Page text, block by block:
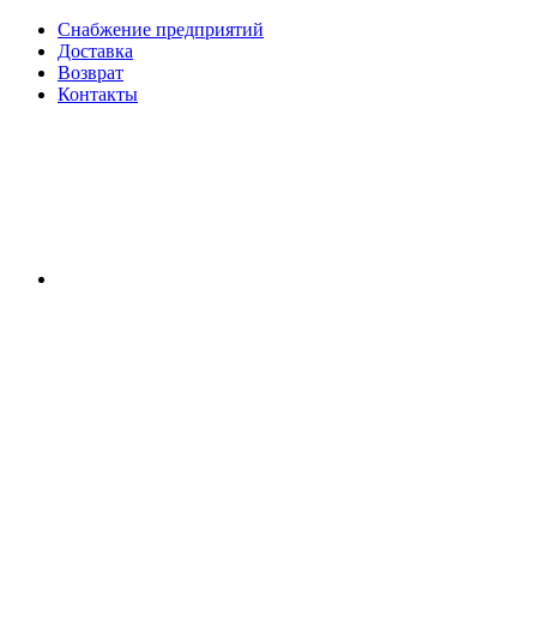
Снабжение предприятий
Доставка
Возврат
Контакты